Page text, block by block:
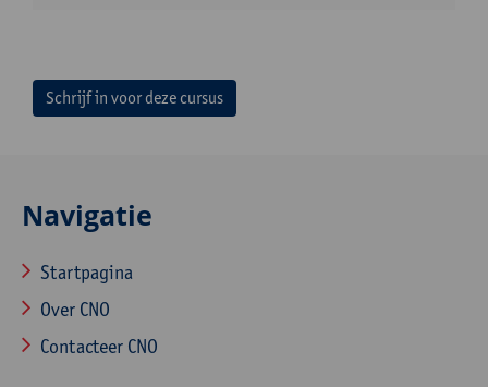
Schrijf in voor deze cursus
Navigatie
Startpagina
Over CNO
Contacteer CNO